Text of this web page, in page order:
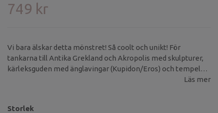
749 kr
Vi bara älskar detta mönstret! Så coolt och unikt! För
tankarna till Antika Grekland och Akropolis med skulpturer,
kärleksguden med änglavingar (Kupidon/Eros) och tempel
med exotiska växter. Den här klänningen från australienska
Läs mer
Storlek